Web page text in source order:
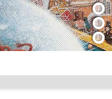
3
4
5